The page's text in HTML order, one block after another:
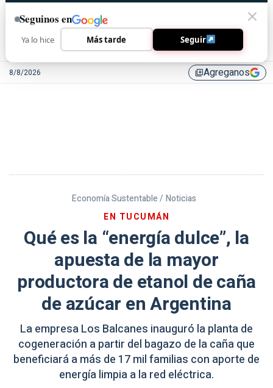
8/8/2026 library_addAgreganos
Economía Sustentable / Noticias
EN TUCUMÁN
Qué es la “energía dulce”, la
apuesta de la mayor
productora de etanol de caña
de azúcar en Argentina
La empresa Los Balcanes inauguró la planta de
cogeneración a partir del bagazo de la caña que
beneficiará a más de 17 mil familias con aporte de
energía limpia a la red eléctrica.
Seguinos en
Ya lo hice Más tarde Seguir